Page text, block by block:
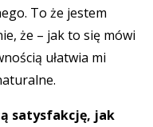
To że jestem
że – jak to się mówi
ułatwia mi
satysfakcję, jak